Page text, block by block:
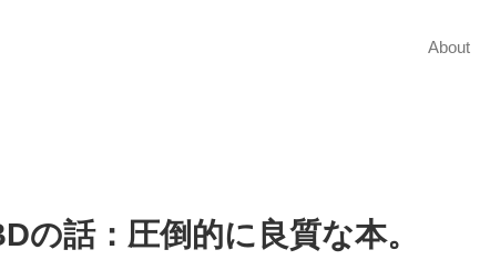
About
の話：圧倒的に良質な本。